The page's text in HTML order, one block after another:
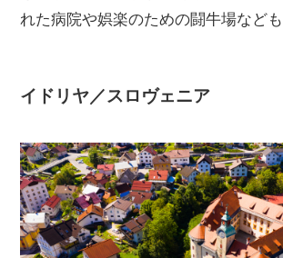
れた病院や娯楽のための闘牛場なども
イドリヤ／スロヴェニア